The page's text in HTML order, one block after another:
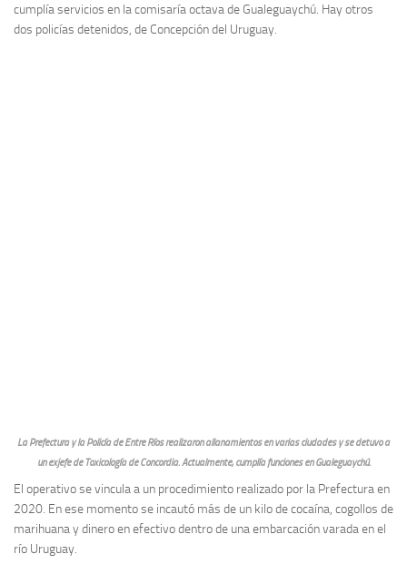
cumplía servicios en la comisaría octava de Gualeguaychú. Hay otros
dos policías detenidos, de Concepción del Uruguay.
La Prefectura y la Policía de Entre Ríos realizaron allanamientos en varias ciudades y se detuvo a
un exjefe de Toxicología de Concordia. Actualmente, cumplía funciones en Gualeguaychú.
El operativo se vincula a un procedimiento realizado por la Prefectura en
2020. En ese momento se incautó más de un kilo de cocaína, cogollos de
marihuana y dinero en efectivo dentro de una embarcación varada en el
río Uruguay.